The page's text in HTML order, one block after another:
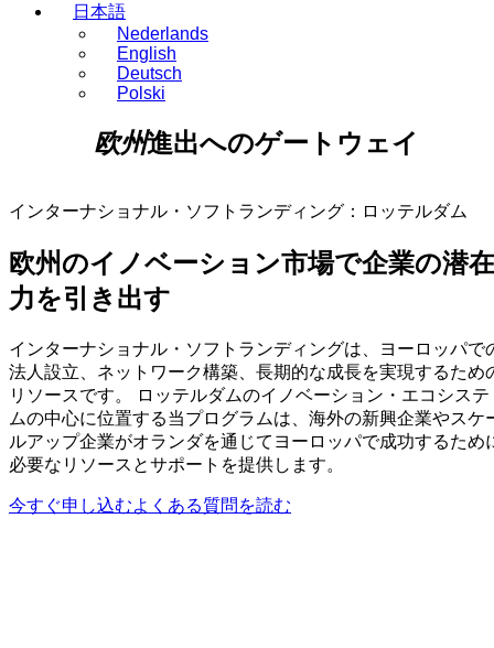
日本語
Nederlands
English
Deutsch
Polski
欧州進出へのゲートウェイ
インターナショナル・ソフトランディング：ロッテルダム
欧州のイノベーション市場で企業の潜在
力を引き出す
インターナショナル・ソフトランディングは、ヨーロッパで
法人設立、ネットワーク構築、長期的な成長を実現するため
リソースです。 ロッテルダムのイノベーション・エコシステ
ムの中心に位置する当プログラムは、海外の新興企業やスケ
ルアップ企業がオランダを通じてヨーロッパで成功するため
必要なリソースとサポートを提供します。
今すぐ申し込むよくある質問を読む